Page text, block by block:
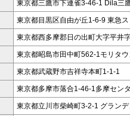
東京都三鷹市下連雀3-46-1 Dila三
東京都目黒区自由が丘1-6-9 東急
東京都西多摩郡日の出町大字平井
東京都昭島市田中町562-1モリタ
東京都武蔵野市吉祥寺本町1-1-1
東京都多摩市落合1-46-1多摩セン
東京都立川市柴崎町3-2-1 グラン